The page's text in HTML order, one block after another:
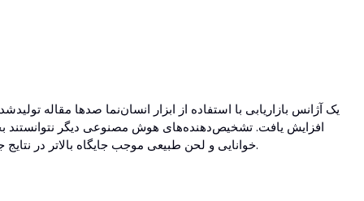
افزایش یافت. تشخیص‌دهنده‌های هوش مصنوعی دیگر
خوانایی و لحن طبیعی موجب جایگاه بالاتر در نتایج جستجو گردید. این ابزار به جزئی کلیدی در فرآیند تولید و ویرایش متن برای تیم سئو تبدیل شد.